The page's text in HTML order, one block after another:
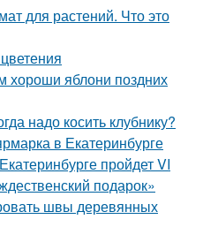
для растений. Что это
хороши яблони поздних
надо косить клубнику?
в Екатеринбурге
пройдет VI
подарок»
швы деревянных